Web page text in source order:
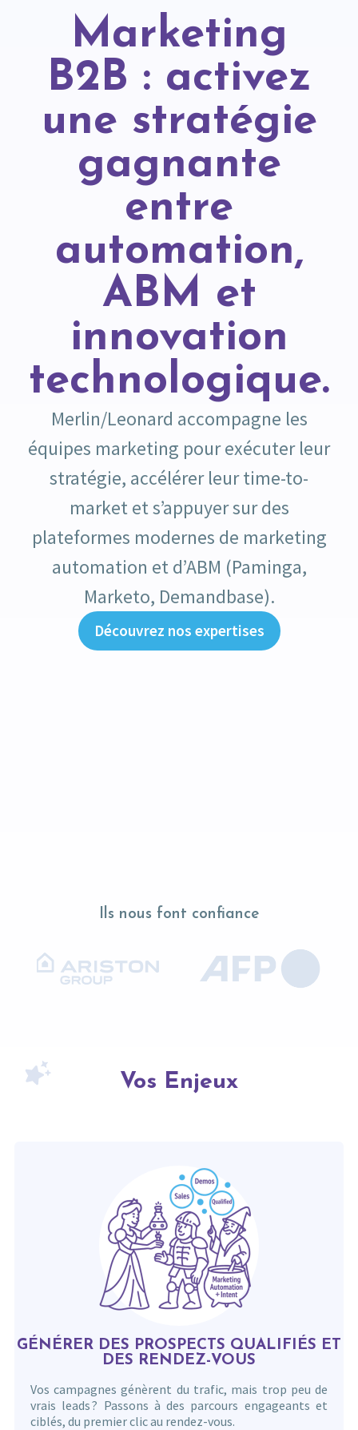
Marketing
B2B : activez
une stratégie
gagnante
entre
automation,
ABM et
innovation
technologique.
Merlin/Leonard accompagne les
équipes marketing pour exécuter leur
stratégie, accélérer leur time-to-
market et s’appuyer sur des
plateformes modernes de marketing
automation et d’ABM (Paminga,
Marketo, Demandbase).
Découvrez nos expertises
Ils nous font confiance
Vos Enjeux
GÉNÉRER DES PROSPECTS QUALIFIÉS ET
DES RENDEZ-VOUS
Vos campagnes génèrent du trafic, mais trop peu de
vrais leads ? Passons à des parcours engageants et
ciblés, du premier clic au rendez-vous.